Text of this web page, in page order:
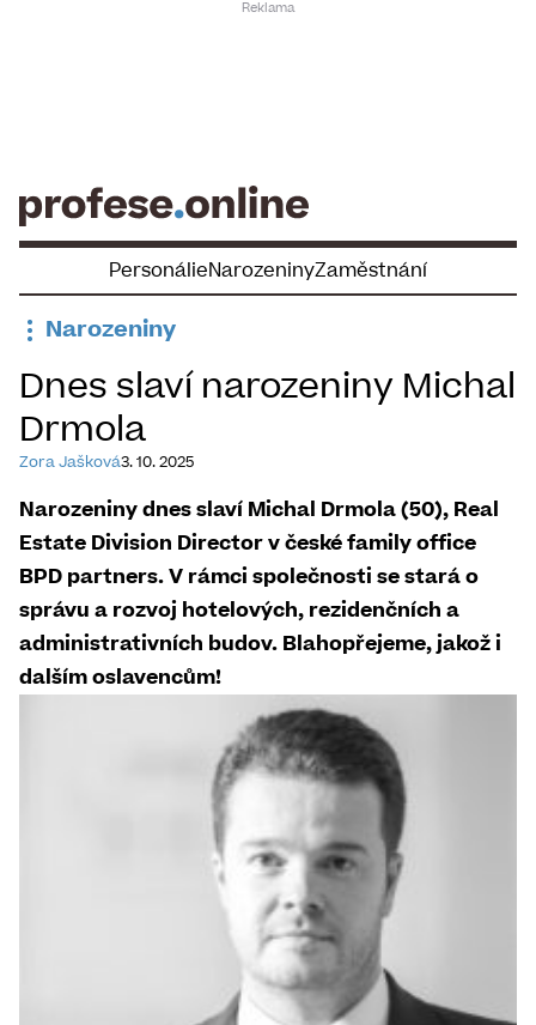
PersonálieNarozeninyZaměstnání
Narozeniny
Dnes slaví narozeniny Michal
Drmola
Zora Jašková3. 10. 2025
Narozeniny dnes slaví Michal Drmola (50), Real
Estate Division Director v české family office
BPD partners. V rámci společnosti se stará o
správu a rozvoj hotelových, rezidenčních a
administrativních budov. Blahopřejeme, jakož i
dalším oslavencům!